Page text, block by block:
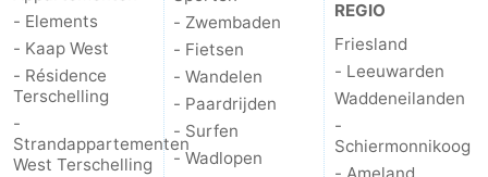
Rondleidingen
Sporten
-
- Elements
- Kaap West
- Résidence
Terschelling
-
Strandappartementen
West Terschelling
- Zwembaden
- Fietsen
- Wandelen
- Paardrijden
- Surfen
- Wadlopen
REGIO
Friesland
- Leeuwarden
Waddeneilanden
-
Schiermonnikoog